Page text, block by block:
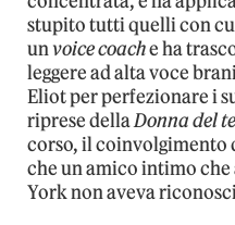
stupito tutti quelli con
unvoice coache ha
leggere ad alta voce
Eliot per perfezionare i
riprese dellaDonna del
corso, il coinvolgimento
che un amico intimo
York non aveva